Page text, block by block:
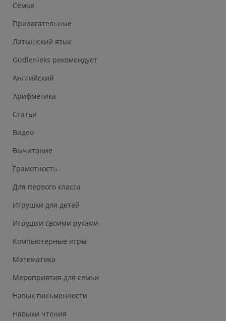
Семья
Прилагательные
Латышский язык
Gudlenieks рекомендует
Английский
Арифметика
Статьи
Видео
Вычитание
Грамотность
Для первого класса
Игрушки для детей
Игрушки своими руками
Компьютерные игры
Математика
Мероприятия для семьи
Навык письменности
Навыки чтения